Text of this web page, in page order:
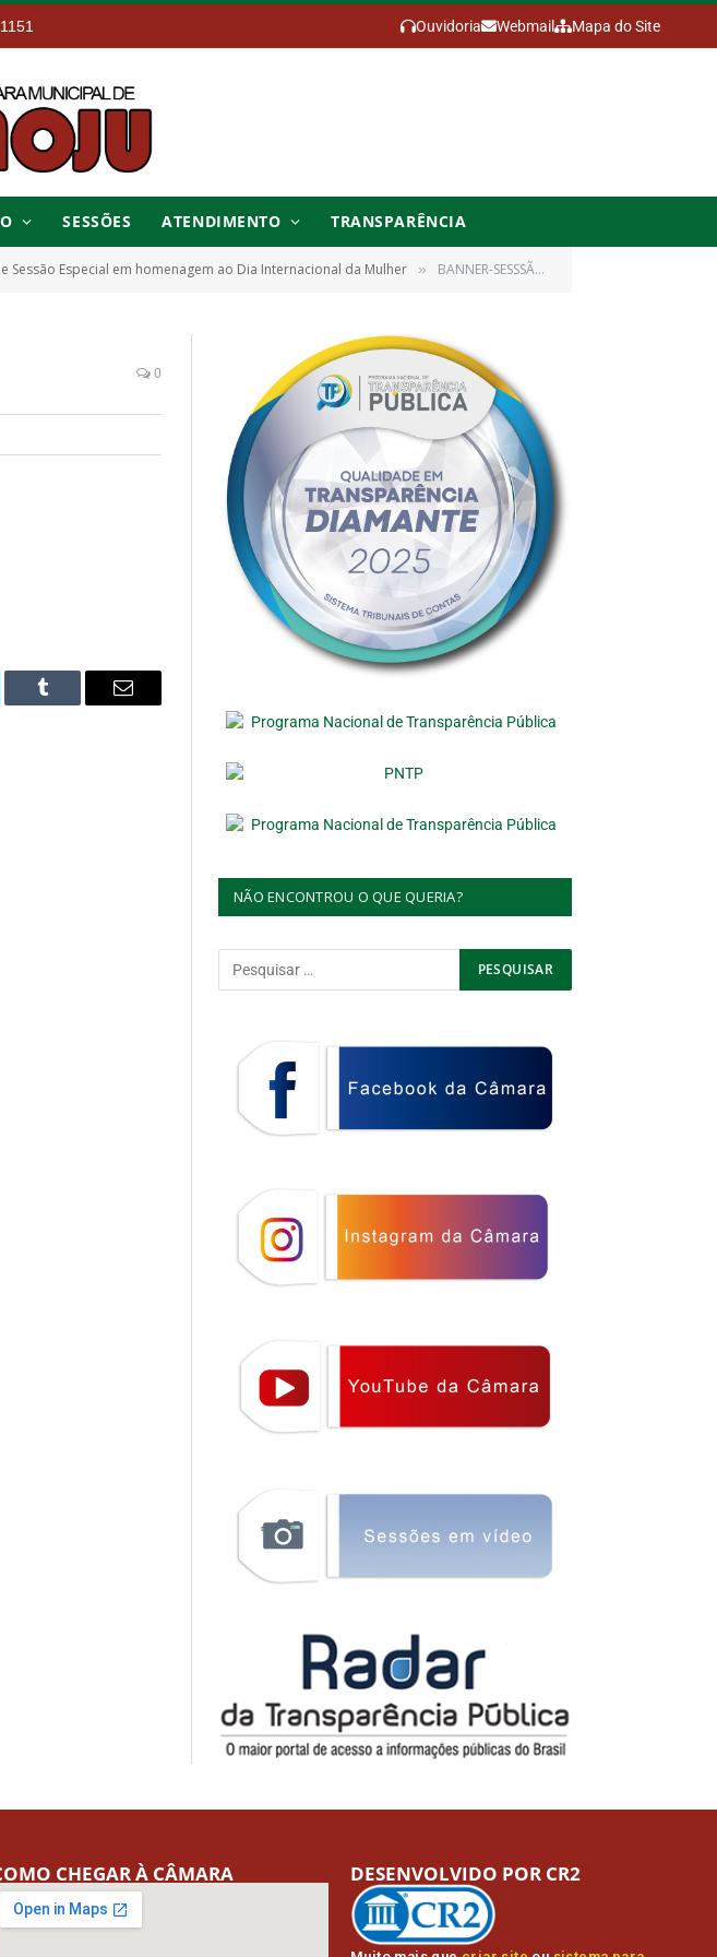
Ouvidoria Webmail Mapa do Site
SESSÕES ATENDIMENTO TRANSPARÊNCIA
Sessão Especial em homenagem ao Dia Internacional da Mulher » BANNER-SESSSÃO-ORDINÁRIA-E-DIA-DA-MULHER
0
Tumblr
E-
NÃO ENCONTROU O QUE QUERIA?
CHEGAR À CÂMARA DESENVOLVIDO POR CR2